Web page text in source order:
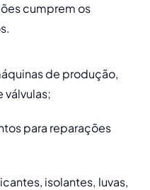
cumprem os
de produção,
válvulas;
para reparações
isolantes, luvas,